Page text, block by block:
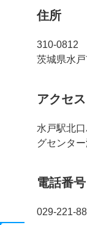
住所
310-0812
茨城県水
アクセス
水戸駅北
グセンタ
電話番号
029-221-